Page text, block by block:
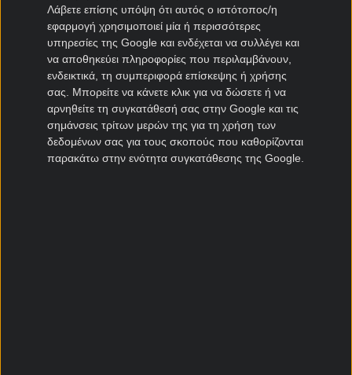
Λάβετε επίσης υπόψη ότι αυτός ο ιστότοπος/η
εφαρμογή χρησιμοποιεί μία ή περισσότερες
υπηρεσίες της Google και ενδέχεται να συλλέγει και
να αποθηκεύει πληροφορίες που περιλαμβάνουν,
ενδεικτικά, τη συμπεριφορά επίσκεψης ή χρήσης
σας. Μπορείτε να κάνετε κλικ για να δώσετε ή να
αρνηθείτε τη συγκατάθεσή σας στην Google και τις
σημάνσεις τρίτων μερών της για τη χρήση των
δεδομένων σας για τους σκοπούς που καθορίζονται
παρακάτω στην ενότητα συγκατάθεσης της Google.
γυρίσει άμεσα το διακόπτη για να τις διατηρήσει.
Αγωνιστικά Νέα
Εκτίει ποινή ο Φατί (μπακ).
ΙΝΤΕΡ ΤΟΥΡΚΟΥ